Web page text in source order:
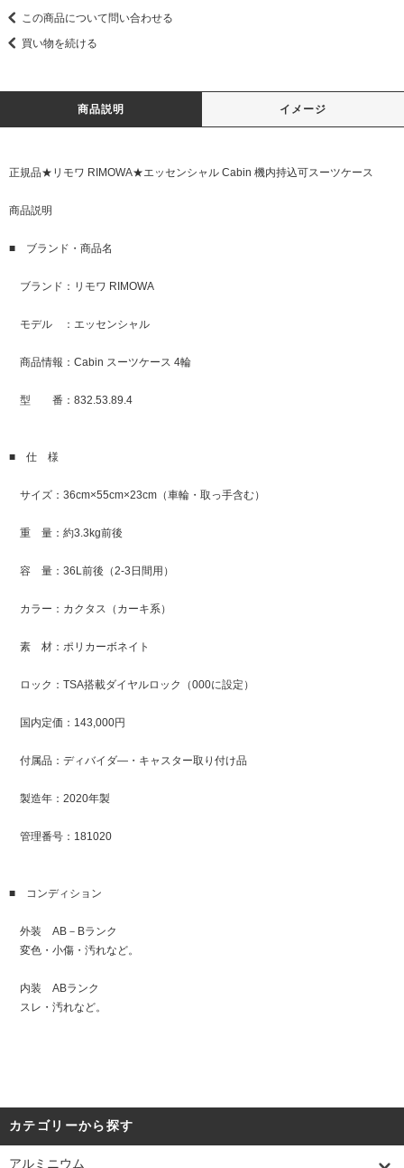
この商品について問い合わせる
買い物を続ける
商品説明 イメージ
正規品★リモワ RIMOWA★エッセンシャル Cabin 機内持込可スーツケース
商品説明
■ ブランド・商品名
ブランド：リモワ RIMOWA
モデル ：エッセンシャル
商品情報：Cabin スーツケース 4輪
型 番：832.53.89.4
■ 仕 様
サイズ：36cm×55cm×23cm（車輪・取っ手含む）
重 量：約3.3kg前後
容 量：36L前後（2-3日間用）
カラー：カクタス（カーキ系）
素 材：ポリカーボネイト
ロック：TSA搭載ダイヤルロック（000に設定）
国内定価：143,000円
付属品：ディバイダ―・キャスター取り付け品
製造年：2020年製
管理番号：181020
■ コンディション
外装 AB－Bランク
変色・小傷・汚れなど。
内装 ABランク
スレ・汚れなど。
カテゴリーから探す
アルミニウム